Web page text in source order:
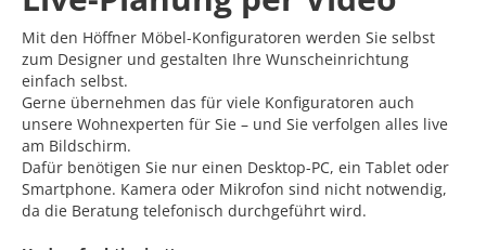
Mit den Höffner Möbel-Konfiguratoren werden Sie selbst
zum Designer und gestalten Ihre Wunscheinrichtung
einfach selbst.
Gerne übernehmen das für viele Konfiguratoren auch
unsere Wohnexperten für Sie – und Sie verfolgen alles live
am Bildschirm.
Dafür benötigen Sie nur einen Desktop-PC, ein Tablet oder
Smartphone. Kamera oder Mikrofon sind nicht notwendig,
da die Beratung telefonisch durchgeführt wird.